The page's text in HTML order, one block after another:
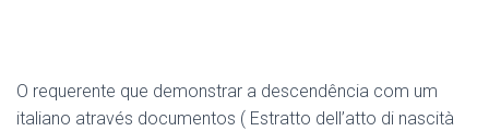
O requerente que demonstrar a descendência com um
italiano através documentos ( Estratto dell’atto di nascità